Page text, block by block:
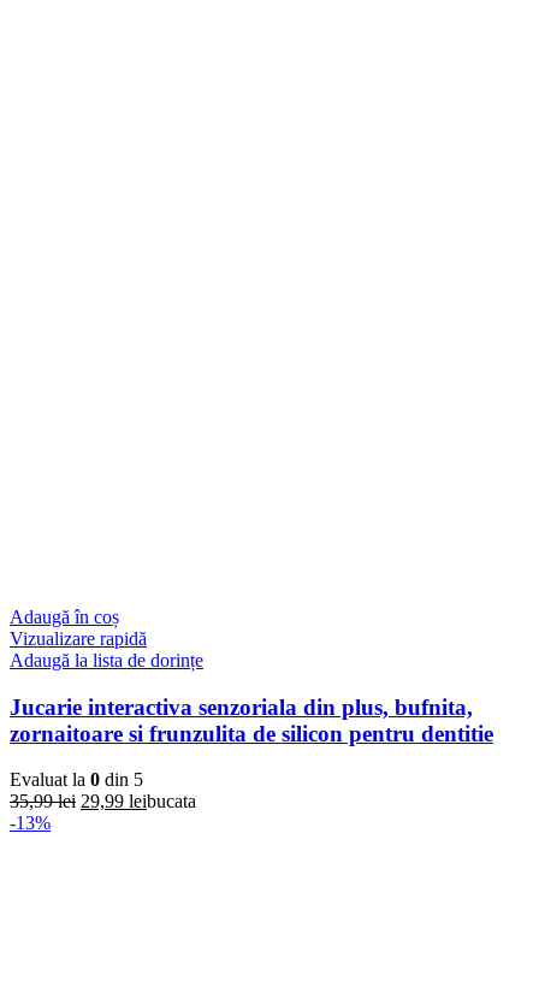
Adaugă în coș
Vizualizare rapidă
Adaugă la lista de dorințe
Jucarie interactiva senzoriala din plus, bufnita,
zornaitoare si frunzulita de silicon pentru dentitie
Evaluat la 0 din 5
35,99lei Prețul
29,99 leiPrețul
bucata
-13%